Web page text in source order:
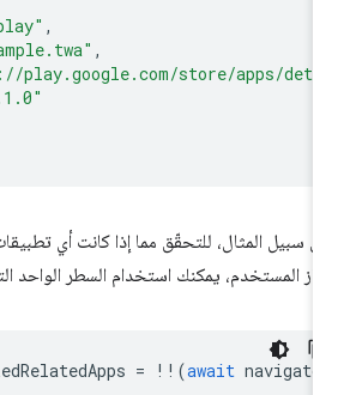
"play"
play.google.com/store/apps/
"0.1.0"
سبيل المثال، للتحقّق مما إذا كانت أي تطبيقات
المستخدم، يمكنك استخدام السطر الواحد التالي:
= !!(await